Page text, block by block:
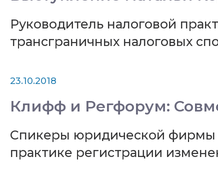
Руководитель налоговой
трансграничных налоговых
23.10.2018
Клифф и Регфорум:
Спикеры юридической фирмы
практике регистрации